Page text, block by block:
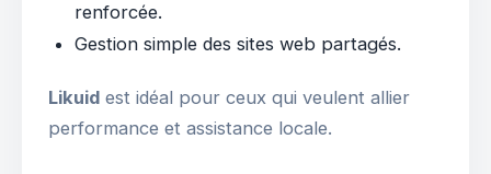
renforcée.
Gestion simple des sites web partagés.
Likuid est idéal pour ceux qui veulent allier
performance et assistance locale.